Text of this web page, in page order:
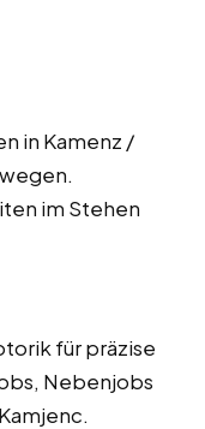
in Kamenz /
im Stehen
für präzise
Nebenjobs